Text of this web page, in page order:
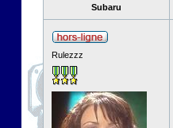
Subaru
Rulezzz